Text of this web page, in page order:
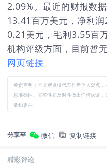
2.09%。最近的财报数
13.41百万美元，净利
0.21美元，毛利3.55百
机构评级方面，目前暂
网页链接
免责声明：本文观点仅代表作者个人观点
息准确性、完整性和及时性做出任何保证
承担责任。
分享至 微信 复制链接
精彩评论